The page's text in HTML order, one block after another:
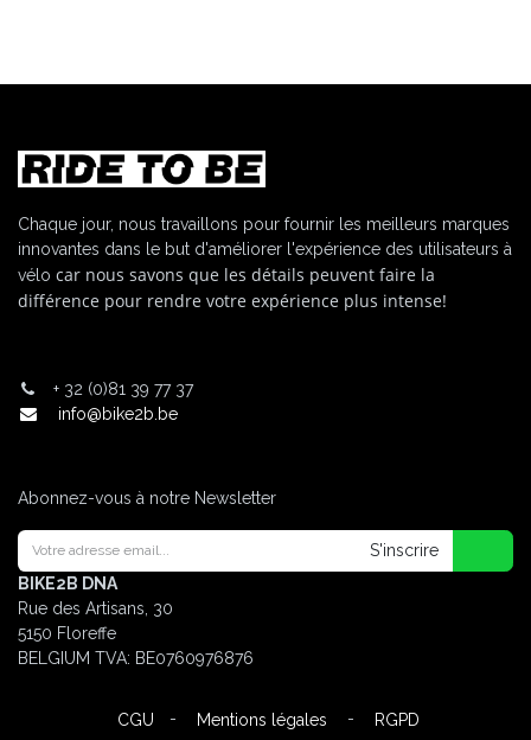
Chaque jour, nous travaillons pour fournir les meilleurs marques
innovantes dans le but d'améliorer l'expérience des utilisateurs à
vélo car nous savons que les détails peuvent faire la
différence pour rendre votre expérience plus intense!
+ 32 (0)81 39 77 37
info@bike2b.be
Abonnez-vous à notre Newsletter
S'inscrire
BIKE2B DNA
Rue des Artisans, 30
5150 Floreffe
BELGIUM TVA: BE0760976876
CGU - Mentions légales - RGPD